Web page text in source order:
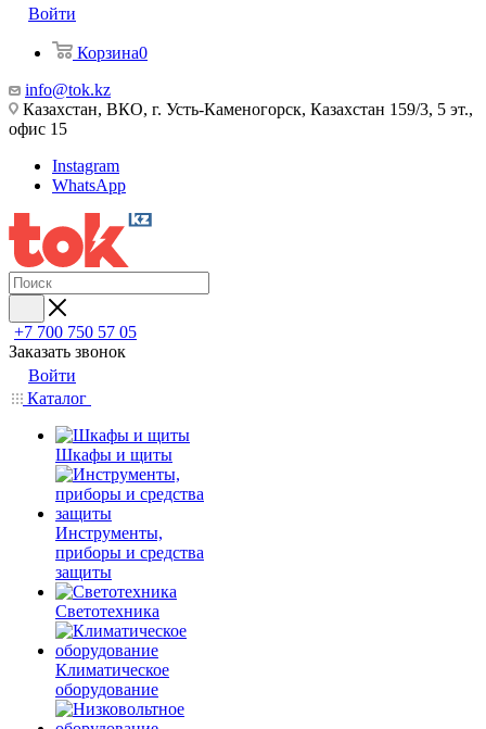
Войти
Корзина0
info@tok.kz
Казахстан, ВКО, г. Усть-Каменогорск, Казахстан 159/3, 5 эт.,
офис 15
Instagram
WhatsApp
+7 700 750 57 05
Заказать звонок
Войти
Каталог
Шкафы и щиты
Инструменты,
приборы и средства
защиты
Светотехника
Климатическое
оборудование